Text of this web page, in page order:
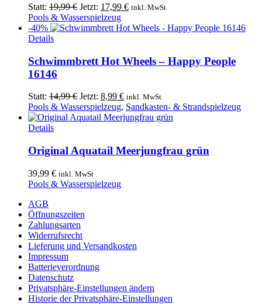
Statt: 19,99€ Ursprünglicher
Preis
war:
Jetzt: 17,99 €Aktueller
ist:
inkl. MwSt
Pools & Wasserspielzeug
-40%
DetailsDieses
weist
mehrere
Varianten
Die
Optionen
können
auf
Produktseite
werden
Schwimmbrett Hot Wheels – Happy People
16146
Statt: 14,99€ Ursprünglicher
Preis
war:
Jetzt: 8,99 €Aktueller
Preis
ist:
inkl. MwSt
Pools & Wasserspielzeug, Sandkasten- & Strandspielzeug
Details
Original Aquatail Meerjungfrau grün
39,99 € inkl. MwSt
Pools & Wasserspielzeug
AGB
Öffnungszeiten
Zahlungsarten
Widerrufsrecht
Lieferung und Versandkosten
Impressum
Batterieverordnung
Datenschutz
Privatsphäre-Einstellungen ändern
Historie der Privatsphäre-Einstellungen